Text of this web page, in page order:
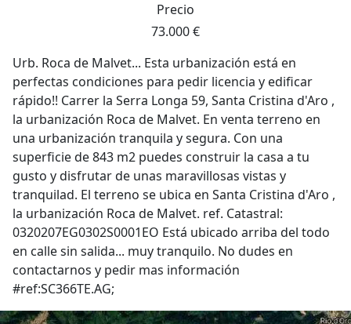
Precio
73.000 €
Urb. Roca de Malvet... Esta urbanización está en
perfectas condiciones para pedir licencia y edificar
rápido!! Carrer la Serra Longa 59, Santa Cristina d'Aro ,
la urbanización Roca de Malvet. En venta terreno en
una urbanización tranquila y segura. Con una
superficie de 843 m2 puedes construir la casa a tu
gusto y disfrutar de unas maravillosas vistas y
tranquilad. El terreno se ubica en Santa Cristina d'Aro ,
la urbanización Roca de Malvet. ref. Catastral:
0320207EG0302S0001EO Está ubicado arriba del todo
en calle sin salida... muy tranquilo. No dudes en
contactarnos y pedir mas información
#ref:SC366TE.AG;